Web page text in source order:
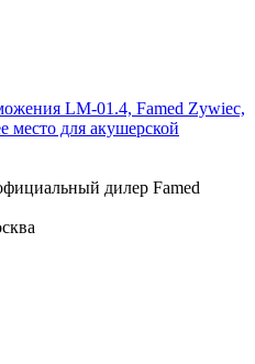
LM-01.4, Famed Zywiec,
место для акушерской
дилер Famed